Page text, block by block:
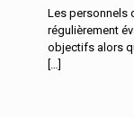
Les personnels
régulièrement
objectifs alors
[…]